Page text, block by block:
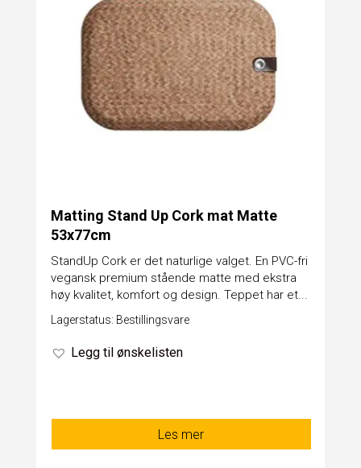
Matting Stand Up Cork mat Matte
53x77cm
StandUp Cork er det naturlige valget. En PVC-fri
vegansk premium stående matte med ekstra
høy kvalitet, komfort og design. Teppet har et...
Lagerstatus: Bestillingsvare
Legg til ønskelisten
Les mer